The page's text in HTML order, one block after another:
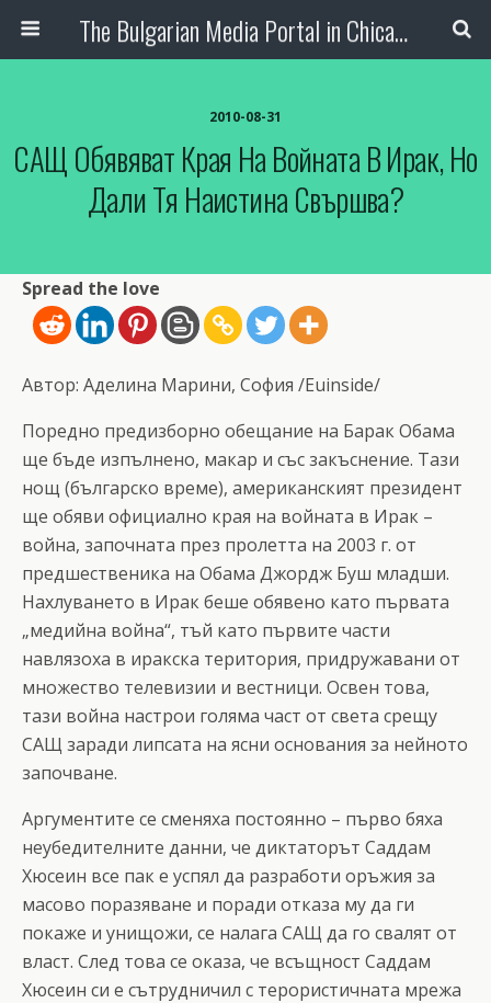
The Bulgarian Media Portal in Chicago
2010-08-31
САЩ Обявяват Края На Войната В Ирак, Но
Дали Тя Наистина Свършва?
Spread the love
Автор: Аделина Марини, София /Еuinside/
Поредно предизборно обещание на Барак Обама
ще бъде изпълнено, макар и със закъснение. Тази
нощ (българско време), американският президент
ще обяви официално края на войната в Ирак –
война, започната през пролетта на 2003 г. от
предшественика на Обама Джордж Буш младши.
Нахлуването в Ирак беше обявено като първата
„медийна война“, тъй като първите части
навлязоха в иракска територия, придружавани от
множество телевизии и вестници. Освен това,
тази война настрои голяма част от света срещу
САЩ заради липсата на ясни основания за нейното
започване.
Аргументите се сменяха постоянно – първо бяха
неубедителните данни, че диктаторът Саддам
Хюсеин все пак е успял да разработи оръжия за
масово поразяване и поради отказа му да ги
покаже и унищожи, се налага САЩ да го свалят от
власт. След това се оказа, че всъщност Саддам
Хюсеин си е сътрудничил с терористичната мрежа